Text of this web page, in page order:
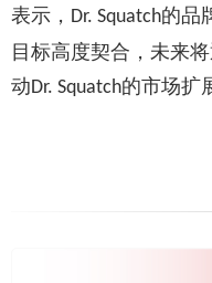
表示， Dr. Squatch的品
目标高度契合，未来
动Dr. Squatch的市场扩